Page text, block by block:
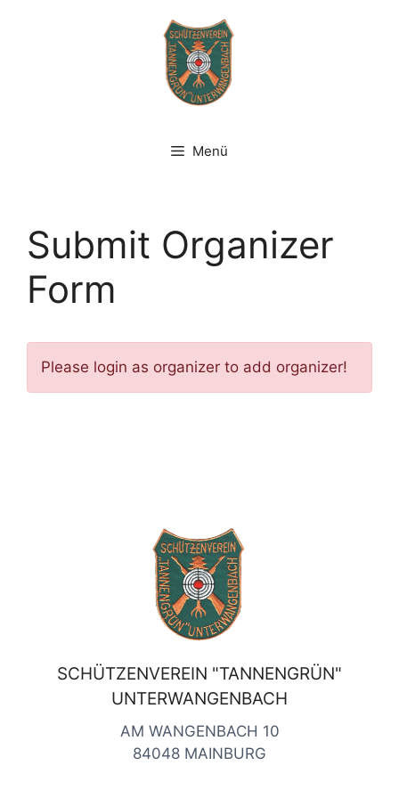
Menü
Submit Organizer
Form
Please login as organizer to add organizer!
SCHÜTZENVEREIN "TANNENGRÜN"
UNTERWANGENBACH
AM WANGENBACH 10
84048 MAINBURG